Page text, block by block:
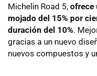
Michelin Road 5, ofrece
mojado del 15% por
duración del 10%.
gracias a un nuevo
nuevos compuestos y